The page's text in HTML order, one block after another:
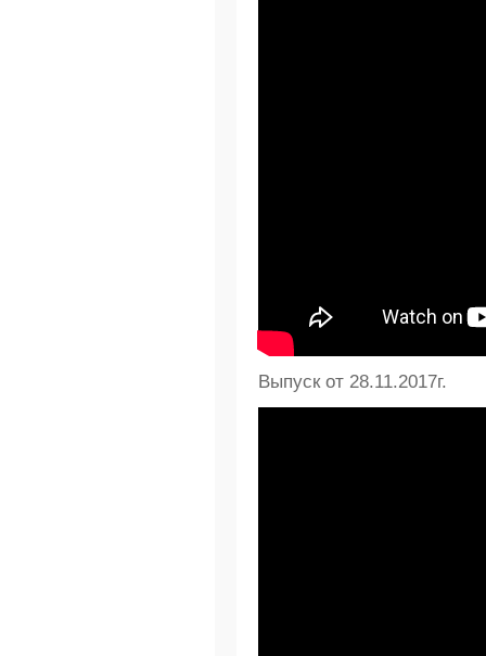
Выпуск от 28.11.2017г.